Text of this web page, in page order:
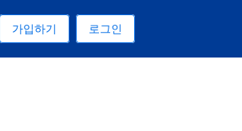
원입니다
한국어입니다
을 받으실 수 있습니다
가입하기 로그인